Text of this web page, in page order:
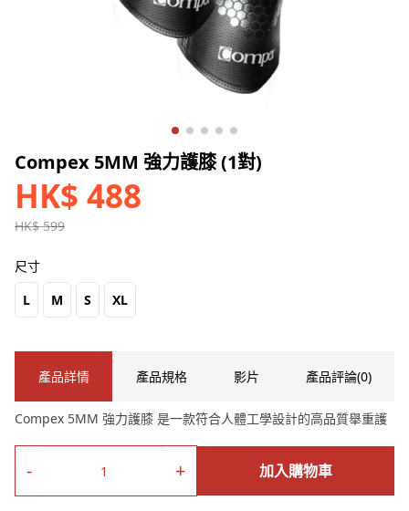
Compex 5MM 強力護膝 (1對)
HK$ 488
HK$ 599
尺寸
L M S XL
- + 加入購物車
產品詳情 產品規格 影片 產品評論(0)
Compex 5MM 強力護膝 是一款符合人體工學設計的高品質舉重護
傷，能減輕膝蓋的壓力，減少疼痛和不適感，同時提供適度的壓力
和支撐，有助於快速康復和預防進一步的傷害。